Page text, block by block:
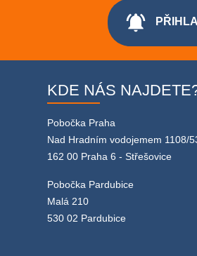
notifications_active
KDE NÁS
Pobočka Praha
Nad Hradním vodojemem 1108/
162 00 Praha 6 - Střešovice
Pobočka Pardubice
Malá 210
530 02 Pardubice